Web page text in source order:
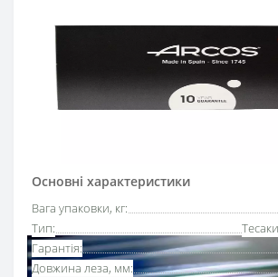
Основні характеристики
Вага упаковки, кг:
Тип:
Гарантія:
Довжина леза, мм:
Купуй в кредит
Оплата частинами або миттєва
від ПриватБанку